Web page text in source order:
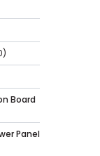
Board
Panel